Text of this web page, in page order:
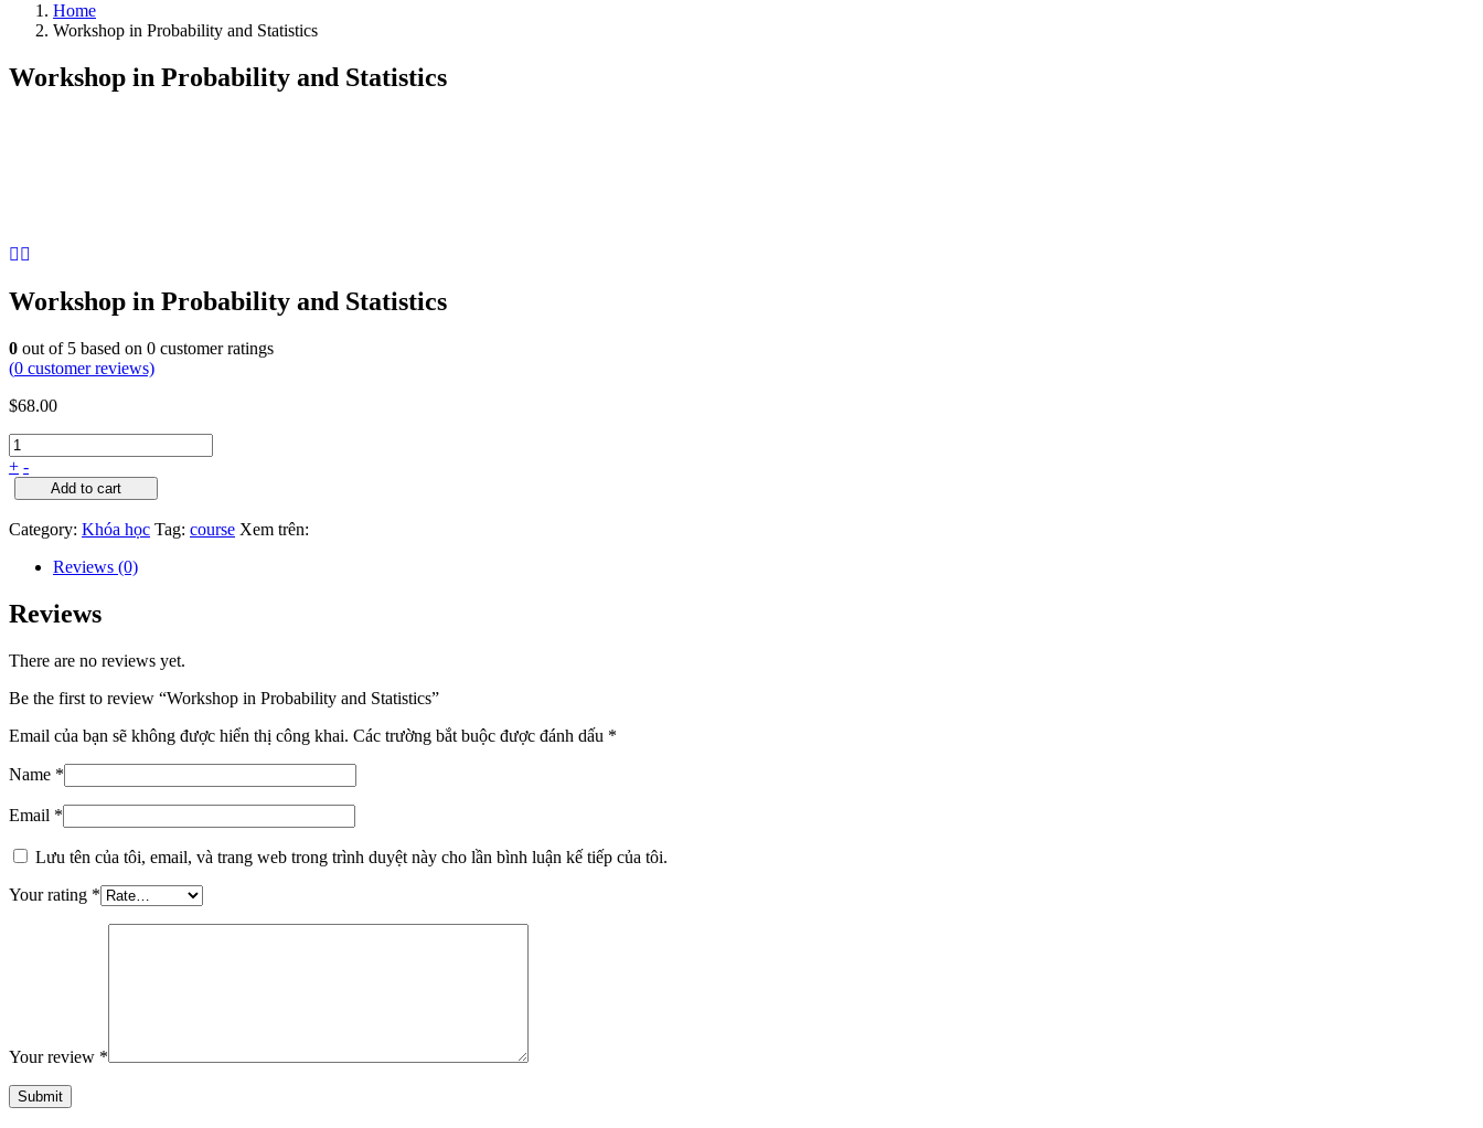
Home
Workshop in Probability and Statistics
Workshop in Probability and Statistics
Workshop in Probability and Statistics
0 out of 5 based on 0 customer ratings
(0 customer reviews)
$68.00
+ -
Add to cart
Category: Khóa học Tag: course Xem trên:
Reviews (0)
Reviews
There are no reviews yet.
Be the first to review “Workshop in Probability and Statistics”
Email của bạn sẽ không được hiển thị công khai. Các trường bắt buộc được đánh dấu *
Name *
Email *
Lưu tên của tôi, email, và trang web trong trình duyệt này cho lần bình luận kế tiếp của tôi.
Your rating *
Your review *